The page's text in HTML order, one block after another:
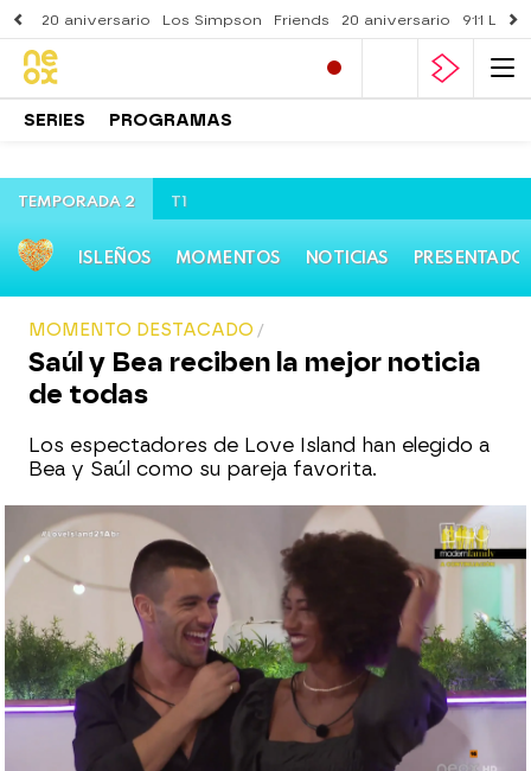
20 aniversario Los Simpson Friends 20 aniversario 911
SERIES PROGRAMAS
TEMPORADA 2 T1
ISLEÑOS MOMENTOS NOTICIAS
MOMENTO DESTACADO
Saúl y Bea reciben la mejor noticia
de todas
Los espectadores de Love Island han elegido a
Bea y Saúl como su pareja favorita.
neox
Publicado: 21 de abril de 2021, 21:53